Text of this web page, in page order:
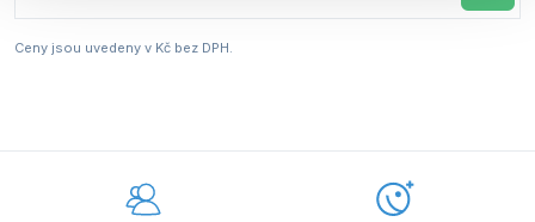
Ceny jsou uvedeny v Kč bez DPH.